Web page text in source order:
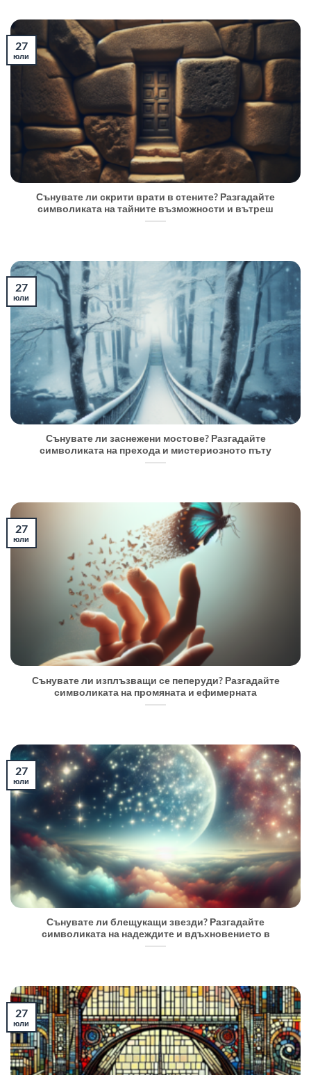
Сънувате ли скрити врати в стените? Разгадайте
символиката на тайните възможности и вътреш
27
юли
Сънувате ли заснежени мостове? Разгадайте
символиката на прехода и мистериозното пъту
27
юли
Сънувате ли изплъзващи се пеперуди? Разгадайте
символиката на промяната и ефимерната
27
юли
Сънувате ли блещукащи звезди? Разгадайте
символиката на надеждите и вдъхновението в
27
юли
27
юли